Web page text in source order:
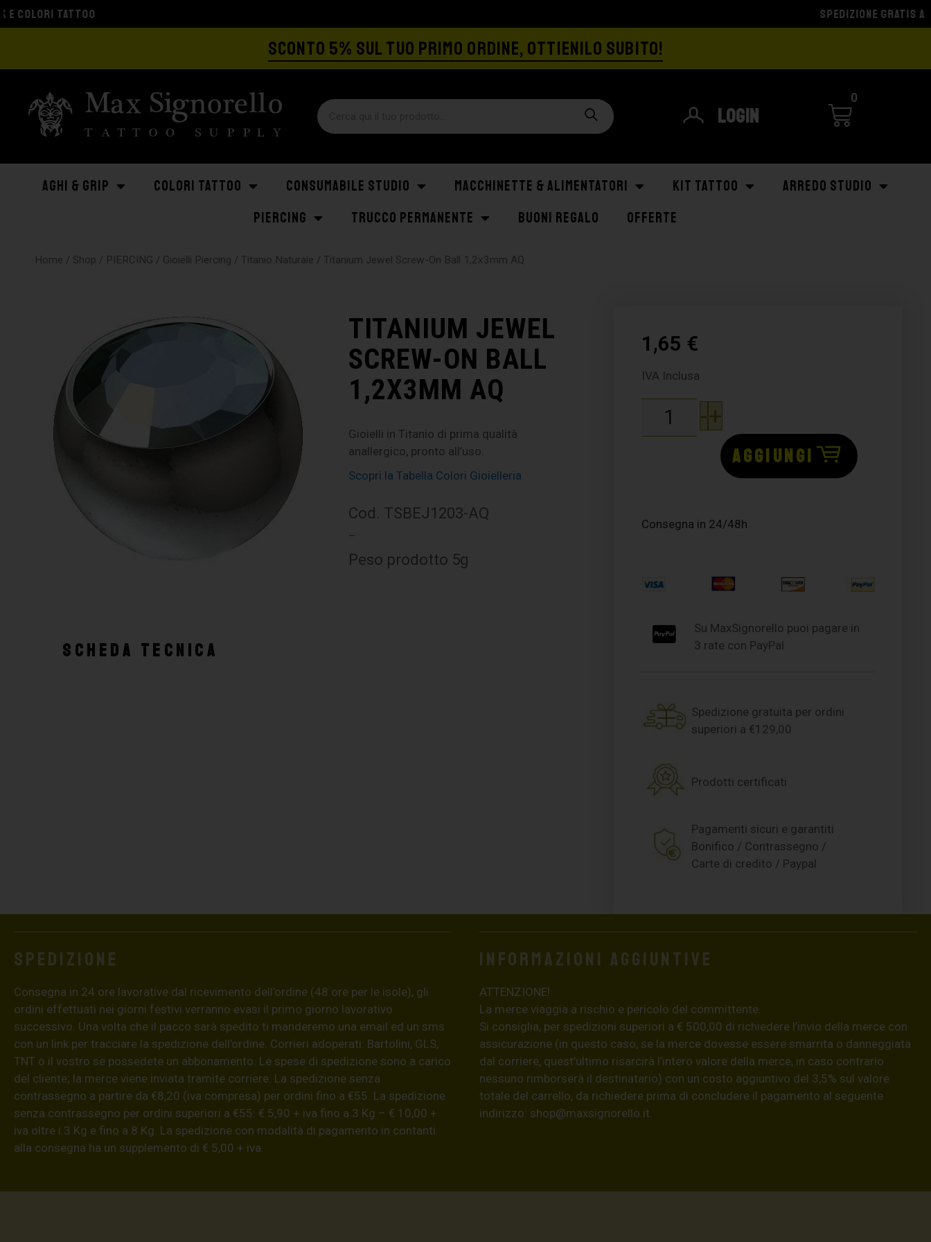
SCONTO 5% SUL TUO PRIMO ORDINE, OTTIENILO SUBITO!
Login
0
AGHI & GRIP COLORI TATTOO CONSUMABILE STUDIO MACCHINETTE & ALIMENTATORI KIT TATTOO
ARREDO STUDIO
PIERCING
TRUCCO PERMANENTE BUONI REGALO OFFERTE
Home / Shop / PIERCING / Gioielli Piercing / Titanio Naturale / Titanium Jewel Screw-On Ball 1,2x3mm AQ
TITANIUM JEWEL
SCREW-ON BALL
1,2X3MM AQ
Gioielli in Titanio di prima qualità
anallergico, pronto all’uso.
Scopri la Tabella Colori Gioielleria
Cod. TSBEJ1203-AQ
–
Peso prodotto 5g
SCHEDA TECNICA
1,65 €
IVA Inclusa
-+
AGGIUNGI
Consegna in 24/48h
Su MaxSignorello puoi pagare in
3 rate con PayPal
Spedizione gratuita per ordini
superiori a €129,00
Prodotti certificati
Pagamenti sicuri e garantiti
Bonifico / Contrassegno /
Carte di credito / Paypal
Spedizione
Consegna in 24 ore lavorative dal ricevimento dell’ordine (48 ore per le isole), gli
ordini effettuati nei giorni festivi verranno evasi il primo giorno lavorativo
successivo. Una volta che il pacco sarà spedito ti manderemo una email ed un sms
con un link per tracciare la spedizione dell’ordine. Corrieri adoperati: Bartolini, GLS,
TNT o il vostro se possedete un abbonamento. Le spese di spedizione sono a carico
del cliente; la merce viene inviata tramite corriere. La spedizione senza
contrassegno a partire da €8,20 (iva compresa) per ordini fino a €55. La spedizione
senza contrassegno per ordini superiori a €55: € 5,90 + iva fino a 3 Kg – € 10,00 +
iva oltre i 3 Kg e fino a 8 Kg. La spedizione con modalità di pagamento in contanti
alla consegna ha un supplemento di € 5,00 + iva.
Informazioni aggiuntive
ATTENZIONE!
La merce viaggia a rischio e pericolo del committente.
Si consiglia, per spedizioni superiori a € 500,00 di richiedere l’invio della merce con
assicurazione (in questo caso, se la merce dovesse essere smarrita o danneggiata
dal corriere, quest’ultimo risarcirà l’intero valore della merce, in caso contrario
nessuno rimborserà il destinatario) con un costo aggiuntivo del 3,5% sul valore
totale del carrello, da richiedere prima di concludere il pagamento al seguente
indirizzo: shop@maxsignorello.it